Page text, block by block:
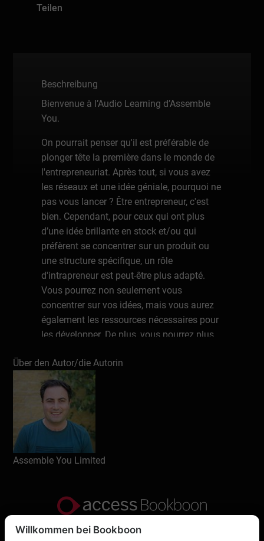
Teilen
Beschreibung
Bienvenue à l’Audio Learning d’Assemble
You.
On pourrait penser qu'il est préférable de
plonger tête la première dans le monde de
l'entrepreneuriat. Après tout, si vous avez
les réseaux et une idée géniale, pourquoi ne
pas vous lancer ? Être entrepreneur, c'est
bien. Cependant, pour ceux qui ont plus
d’une idée brillante en stock et/ou qui
préfèrent se concentrer sur un produit ou
une structure spécifique, un rôle
d'intrapreneur est peut-être plus adapté.
Vous pourrez non seulement vous
concentrer sur vos idées, mais vous aurez
également les ressources nécessaires pour
les développer. De plus, vous pourrez plus
qu'innovateur et mettre en avant vos
compétences. De nos jours, les dirigeants
d’entreprise sont conscients du fait que la
compétitivité et l'innovation sont des
éléments essentiels pour rester dans la
course. En tant qu'intrapreneur, vous serez
toujours très demandé si vous savez
vendre ces compétences.
Schreiben Sie eine Rezension
Über den Autor/die Autorin
Assemble You Limited
Datenschutzerklärung
Willkommen bei Bookboon